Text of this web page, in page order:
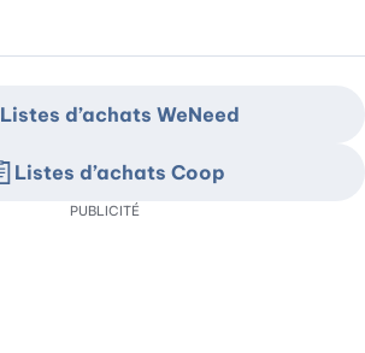
Listes d’achats WeNeed
Listes d’achats Coop
PUBLICITÉ